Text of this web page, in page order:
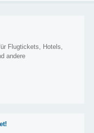
Flugtickets, Hotels,
andere